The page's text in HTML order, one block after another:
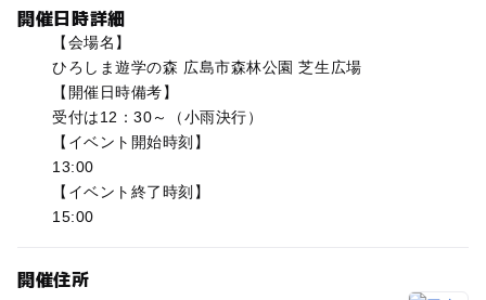
開催日時詳細
【会場名】
ひろしま遊学の森 広島市森林公園 芝生広場
【開催日時備考】
受付は12：30～（小雨決行）
【イベント開始時刻】
13:00
【イベント終了時刻】
15:00
開催住所